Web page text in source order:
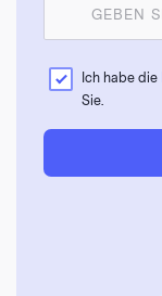
Ich habe die
Sie.